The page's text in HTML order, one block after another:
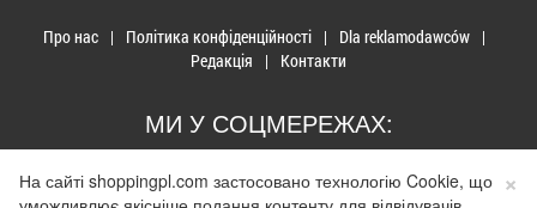
Про нас Політика конфіденційності
Dla reklamodawców
Редакція
Контакти
МИ У СОЦМЕРЕЖАХ:
×
На сайті shoppingpl.com застосовано технологію Cookie, що